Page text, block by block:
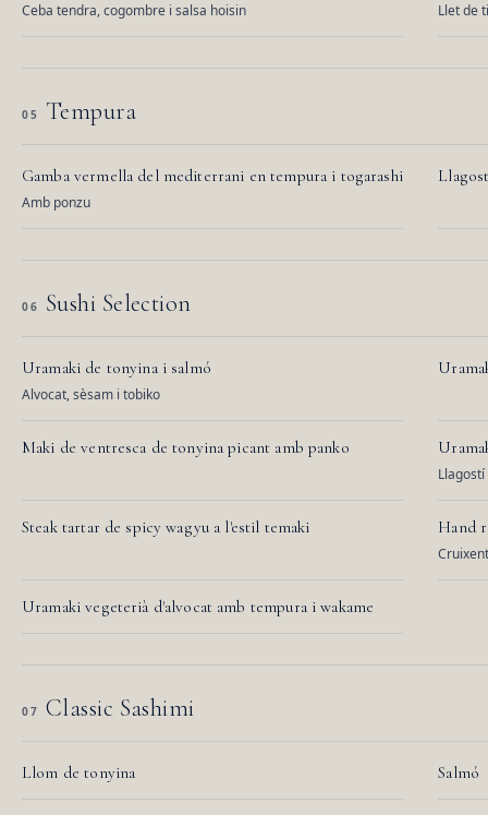
Ceba tendra, cogombre i salsa hoisin Llet de
05 Tempura
Gamba vermella del mediterrani en tempura i togarashi
Amb ponzu
06 Sushi Selection
Uramaki de tonyina i salmó
Alvocat, sèsam i tobiko
Maki de ventresca de tonyina picant amb panko
Steak tartar de spicy wagyu a l'estil temaki Hand
Uramaki vegeterià d'alvocat amb tempura i wakame
07 Classic Sashimi
Llom de tonyina Salmó